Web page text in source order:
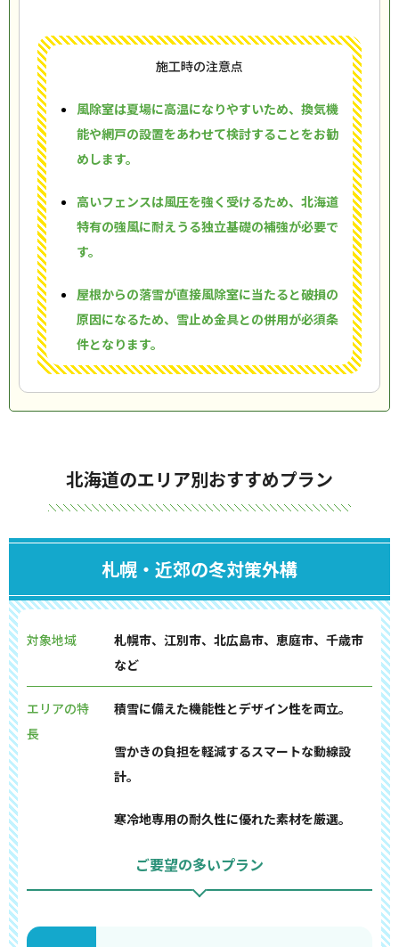
施工時の注意点
風除室は夏場に高温になりやすいため、換気機
能や網戸の設置をあわせて検討することをお勧
めします。
高いフェンスは風圧を強く受けるため、北海道
特有の強風に耐えうる独立基礎の補強が必要で
す。
屋根からの落雪が直接風除室に当たると破損の
原因になるため、雪止め金具との併用が必須条
件となります。
北海道のエリア別おすすめプラン
札幌・近郊の冬対策外構
対象地域
札幌市、江別市、北広島市、恵庭市、千歳市
など
エリアの特
長
積雪に備えた機能性とデザイン性を両立。
雪かきの負担を軽減するスマートな動線設
計。
寒冷地専用の耐久性に優れた素材を厳選。
ご要望の多いプラン